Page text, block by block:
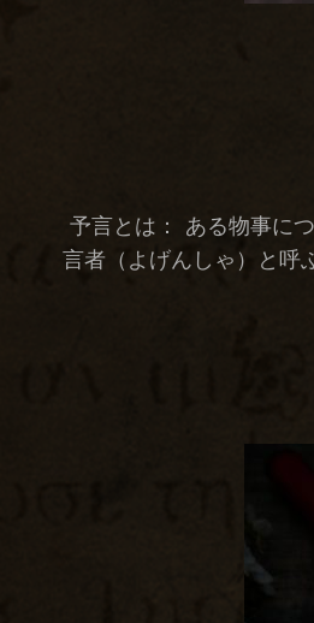
予言とは： ある物事に
言者（よげんしゃ）と呼